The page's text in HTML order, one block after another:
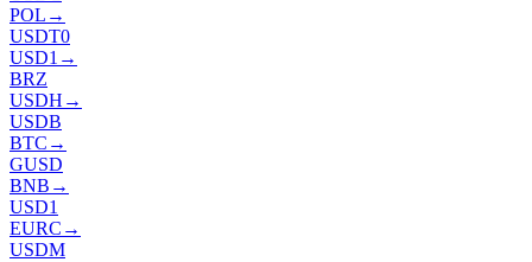
POL →
USDT0
USD1 →
BRZ
USDH →
USDB
BTC →
GUSD
BNB →
USD1
EURC →
USDM